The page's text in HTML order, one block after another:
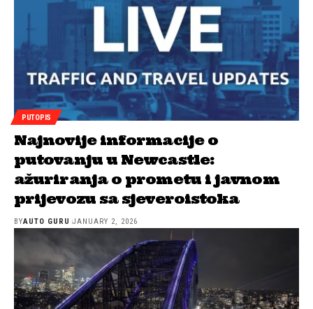
PUTOPIS
Najnovije informacije o
putovanju u Newcastle:
ažuriranja o prometu i javnom
prijevozu sa sjeveroistoka
BYAUTO GURU JANUARY 2, 2026